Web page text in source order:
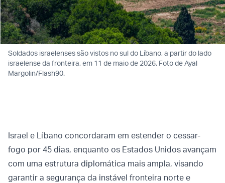
Soldados israelenses são vistos no sul do Líbano, a partir do lado
israelense da fronteira, em 11 de maio de 2026. Foto de Ayal
Margolin/Flash90.
Israel e Líbano concordaram em estender o cessar-
fogo por 45 dias, enquanto os Estados Unidos avançam
com uma estrutura diplomática mais ampla, visando
garantir a segurança da instável fronteira norte e